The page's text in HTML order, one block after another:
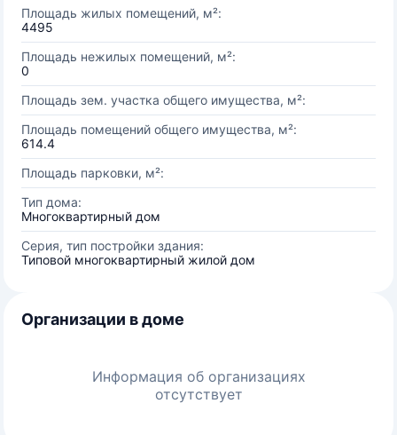
Площадь жилых помещений, м²:
4495
Площадь нежилых помещений, м²:
0
Площадь зем. участка общего имущества, м²:
Площадь помещений общего имущества, м²:
614.4
Площадь парковки, м²:
Тип дома:
Многоквартирный дом
Серия, тип постройки здания:
Типовой многоквартирный жилой дом
Организации в доме
Информация об организациях
отсутствует